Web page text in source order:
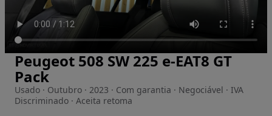
Imagem 1 de 37
Peugeot 508 SW 225 e-EAT8 GT
Pack
Usado · Outubro · 2023 · Com garantia · Negociável · IVA
Discriminado · Aceita retoma